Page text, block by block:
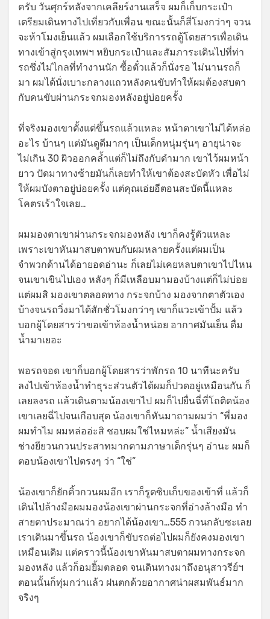
ครับ วันศุกร์หลังจากเคลียร์งานเสร็จ ผมก็เก็บกระเป๋า
เตรียมเดินทางไปเที่ยวกับเพื่อน ขณะนั้นก็สี่โมงกว่าๆ จวน
จะห้าโมงเย็นแล้ว ผมเลือกใช้บริการรถตู้โดยสารเพื่อเดิน
ทางเข้าสู่กรุงเทพฯ หยิบกระเป๋าและสัมภาระเดินไปที่ท่า
รถซึ่งไม่ไกลที่ทำงานนัก ซื้อตั๋วแล้วก็นั่งรอ ไม่นานรถก็
มา ผมได้นั่งเบาะกลางแถวหลังคนขับทำให้ผมต้องสบตา
กับคนขับผ่านกระจกมองหลังอยู่บ่อยครั้ง
ที่จริงมองเขาตั้งแต่ขึ้นรถแล้วแหละ หน้าตาเขาไม่ได้หล่อ
อะไร บ้านๆ แต่มันดูดีมากๆ เป็นเด็กหนุ่มรุ่นๆ อายุน่าจะ
ไม่เกิน 30 ผิวออกคล้ำแต่ก็ไม่ถึงกับดำมาก เขาไว้ผมหน้า
ยาว ปัดมาทางซ้ายมันก็เลยทำให้เขาต้องสะบัดหัว เพื่อไม่
ให้ผมบังตาอยู่บ่อยครั้ง แต่คุณเอ่ยอีตอนสะบัดนี้แหละ
โคตรเร้าใจเลย…
ผมมองตาเขาผ่านกระจกมองหลัง เขาก็คงรู้ตัวแหละ
เพราะเขาหันมาสบตาพบกับผมหลายครั้งแต่ผมเป็น
จำพวกด้านได้อายอดอ่านะ ก็เลยไม่เคยหลบตาเขาไปไหน
จนเขาเขินไปเอง หลังๆ ก็มีเหลือบมามองบ้างแต่ก็ไม่บ่อย
แต่ผมสิ มองเขาตลอดทาง กระจกบ้าง มองจากตาตัวเอง
บ้างจนรถวิ่งมาได้สักชั่วโมงกว่าๆ เขาก็แวะเข้าปั้ม แล้ว
บอกผู้โดยสารว่าขอเข้าห้องน้ำหน่อย อากาศมันเย็น ดื่ม
น้ำมาเยอะ
พอรถจอด เขาก็บอกผู้โดยสารว่าพักรถ 10 นาทีนะครับ
ลงไปเข้าห้องน้ำทำธุระส่วนตัวได้ผมก็ปวดอยู่เหมือนกัน ก็
เลยลงรถ แล้วเดินตามน้องเขาไป ผมก็ไปยื่นฉี่ที่โถติดน้อง
เขาเลยฉี่ไปจนเกือบสุด น้องเขาก็หันมาถามผมว่า “พี่มอง
ผมทำไม ผมหล่ออ่ะสิ ชอบผมใช่ไหมหล่ะ” น้ำเสียงมัน
ช่างยียวนกวนประสาทมากตามภาษาเด็กรุ่นๆ อ่านะ ผมก็
ตอบน้องเขาไปตรงๆ ว่า “ใช่”
น้องเขาก็ยักคิ้วกวนผมอีก เราก็รูดซิบเก็บของเข้าที่ แล้วก็
เดินไปล้างมือผมมองน้องเขาผ่านกระจกที่อ่างล้างมือ ทำ
สายตาประมาณว่า อยากได้น้องเขา…555 กวนกลับซะเลย
เราเดินมาขึ้นรถ น้องเขาก็ขับรถต่อไปผมก็ยังคงมองเขา
เหมือนเดิม แต่คราวนี้น้องเขาหันมาสบตาผมทางกระจก
มองหลัง แล้วก็อมยิ้มตลอด จนเดินทางมาถึงอนุสาวรีย์ฯ
ตอนนั้นก็ทุ่มกว่าแล้ว ฝนตกด้วยอากาศน่าผสมพันธ์มาก
จริงๆ